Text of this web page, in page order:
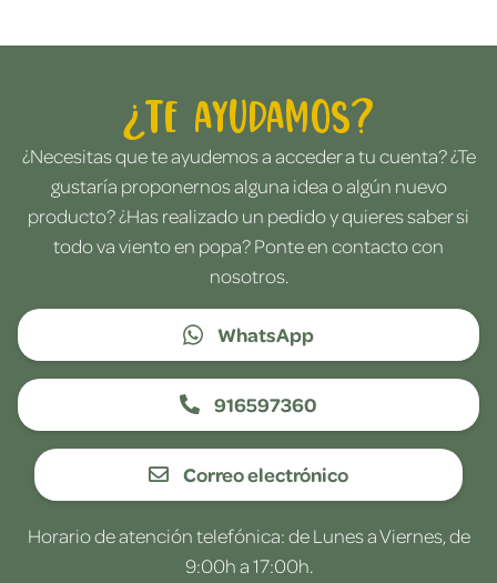
¿Te ayudamos?
¿Necesitas que te ayudemos a acceder a tu cuenta? ¿Te
gustaría proponernos alguna idea o algún nuevo
producto? ¿Has realizado un pedido y quieres saber si
todo va viento en popa? Ponte en contacto con
nosotros.
WhatsApp
916597360
Correo electrónico
Horario de atención telefónica: de Lunes a Viernes, de
9:00h a 17:00h.